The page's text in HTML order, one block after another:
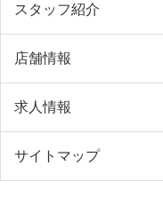
スタッフ紹介
店舗情報
求人情報
サイトマップ